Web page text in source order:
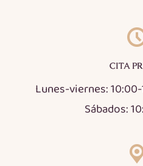
CITA
Lunes-viernes:
Sábados: